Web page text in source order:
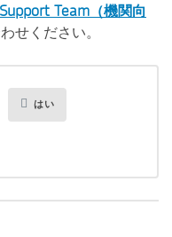
Team（機関向
せください。
はい